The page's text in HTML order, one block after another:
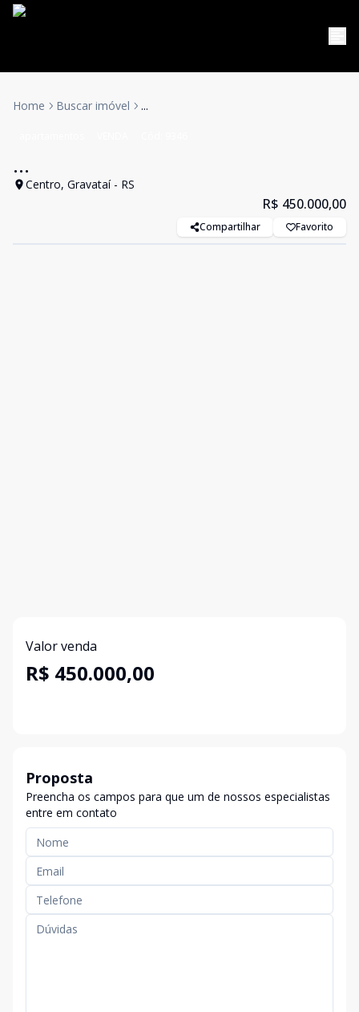
Home Buscar imóvel ...
...
Centro, Gravataí - RS
R$ 450.000,00
Compartilhar Favorito
Valor venda
R$ 450.000,00
Proposta
Preencha os campos para que um de nossos especialistas
entre em contato